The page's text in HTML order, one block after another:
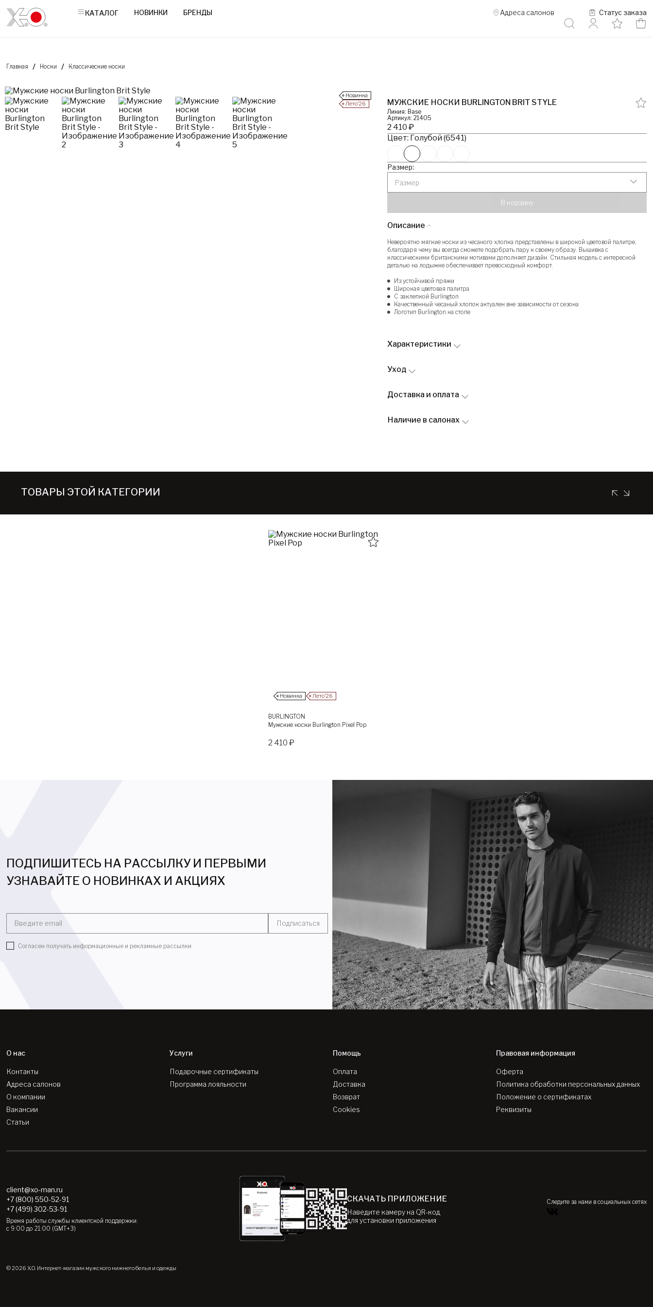
КАТАЛОГ НОВИНКИ БРЕНДЫ Адреса салонов Статус заказа
Главная Носки Классические носки
Новинка
Лето’26
МУЖСКИЕ НОСКИ BURLINGTON BRIT STYLE
Линия: Base
Артикул: 21405
2 410 ₽
Цвет: Голубой (6541)
Размер:
Размер
В корзину
Описание
Невероятно мягкие носки из чесаного хлопка представлены в широкой цветовой палитре,
благодаря чему вы всегда сможете подобрать пару к своему образу. Вышивка с
классическими британскими мотивами дополняет дизайн. Стильная модель с интересной
деталью на лодыжке обеспечивает превосходный комфорт.
Из устойчивой пряжи
Широкая цветовая палитра
С заклепкой Burlington
Качественный чесаный хлопок актуален вне зависимости от сезона
Логотип Burlington на стопе
Характеристики
Уход
Доставка и оплата
Наличие в салонах
ТОВАРЫ ЭТОЙ КАТЕГОРИИ
Новинка Лето’26
BURLINGTON
Мужские носки Burlington Pixel Pop
2 410 ₽
ПОДПИШИТЕСЬ НА РАССЫЛКУ И ПЕРВЫМИ
УЗНАВАЙТЕ О НОВИНКАХ И АКЦИЯХ
Введите email Подписаться
Согласен получать информационные и рекламные рассылки
О нас
Контакты
Адреса салонов
О компании
Вакансии
Статьи
Услуги
Подарочные сертификаты
Программа лояльности
Помощь
Оплата
Доставка
Возврат
Cookies
Правовая информация
Оферта
Политика обработки персональных данных
Положение о сертификатах
Реквизиты
client@xo-man.ru
+7 (800) 550-52-91
+7 (499) 302-53-91
Время работы службы клиентской поддержки:
с 9:00 до 21:00 (GMT+3)
СКАЧАТЬ ПРИЛОЖЕНИЕ
Наведите камеру на QR-код
для установки приложения
Следите за нами в социальных сетях
© 2026 X.O. Интернет-магазин мужского нижнего белья и одежды